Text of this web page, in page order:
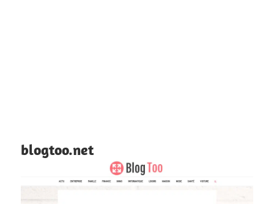
blogtoo.net